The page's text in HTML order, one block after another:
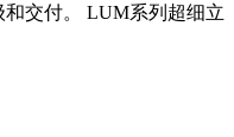
交付。 LUM系列超细立